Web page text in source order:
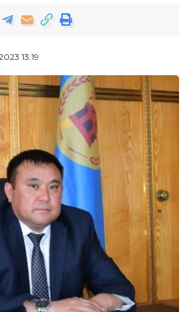
Ишкерлердин
таанышып, иштин
өркүндөтүүгө
жарык» демекчи жаңы
275 орундуу
салды. Мектеп заманбап
келечекте
жаштарыбыз
желбиреткен илимдүү-
чыгаарына ишенерин
13:19